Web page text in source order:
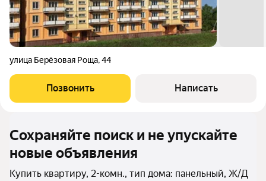
улица Берёзовая Роща,44
Позвонить Написать
Сохраняйте поиск и не упускайте
новые объявления
Купить квартиру, 2-комн., тип дома: панельный, Ж/Д